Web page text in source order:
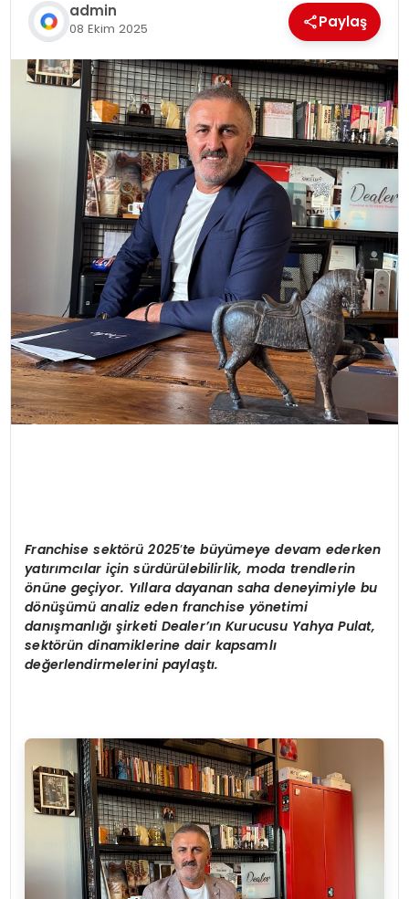
admin
08 Ekim 2025 Paylaş
Franchise sektörü 2025’te büyümeye devam ederken
yatırımcılar için sürdürülebilirlik, moda trendlerin
önüne geçiyor. Yıllara dayanan saha deneyimiyle bu
dönüşümü analiz eden franchise yönetimi
danışmanlığı şirketi Dealer’ın Kurucusu Yahya Pulat,
sektörün dinamiklerine dair kapsamlı
değerlendirmelerini paylaştı.